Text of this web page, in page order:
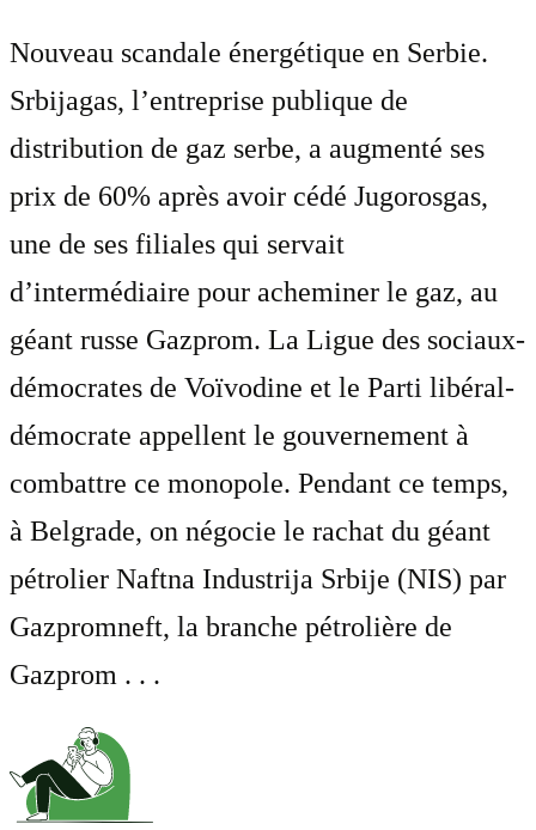
Nouveau scandale énergétique en Serbie.
Srbijagas, l’entreprise publique de
distribution de gaz serbe, a augmenté ses
prix de 60% après avoir cédé Jugorosgas,
une de ses filiales qui servait
d’intermédiaire pour acheminer le gaz, au
géant russe Gazprom. La Ligue des sociaux-
démocrates de Voïvodine et le Parti libéral-
démocrate appellent le gouvernement à
combattre ce monopole. Pendant ce temps,
à Belgrade, on négocie le rachat du géant
pétrolier Naftna Industrija Srbije (NIS) par
Gazpromneft, la branche pétrolière de
Gazprom . . .